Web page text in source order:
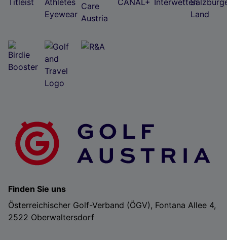
Finden Sie uns
Österreichischer Golf-Verband (ÖGV), Fontana Allee 4,
2522 Oberwaltersdorf